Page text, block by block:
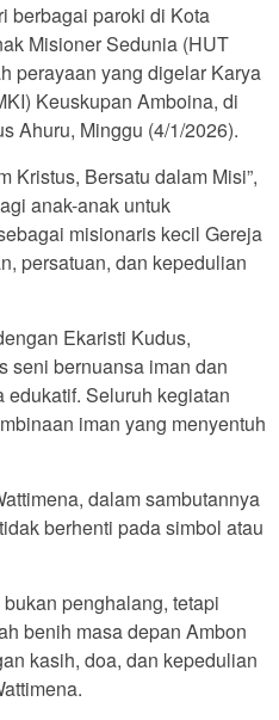
berbagai paroki di Kota
Misioner Sedunia (HUT
perayaan yang digelar Karya
Keuskupan Amboina, di
Ahuru, Minggu (4/1/2026).
Kristus, Bersatu dalam Misi”,
anak-anak untuk
misionaris kecil Gereja
persatuan, dan kepedulian
Ekaristi Kudus,
seni bernuansa iman dan
Seluruh kegiatan
iman yang menyentuh
dalam sambutannya
berhenti pada simbol atau
penghalang, tetapi
benih masa depan Ambon
kasih, doa, dan kepedulian